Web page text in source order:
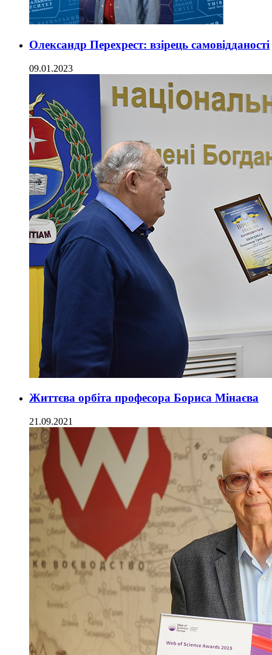
Олександр Перехрест: взірець самовідданості
09.01.2023
Життєва орбіта професора Бориса Мінаєва
21.09.2021